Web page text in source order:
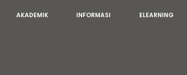
AKADEMIK INFORMASI ELEARNING